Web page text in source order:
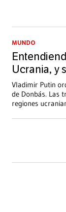
MUNDO
Ucrania, y
Vladimir Putin
de Donbás. Las
regiones